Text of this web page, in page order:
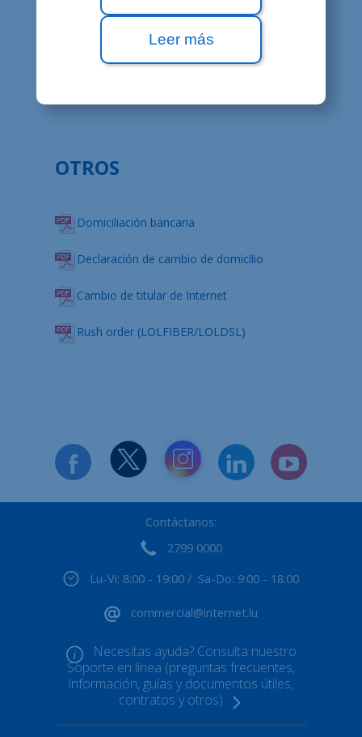
Leer más
Condiciones particulares LOLTV y LOLTV
Mobile (nueva versión desde el
Aviso legal
OTROS
Domiciliación bancaria
Declaración de cambio de domicilio
Cambio de titular de Internet
Rush order (LOLFIBER/LOLDSL)
Contáctanos:
2799 0000
Lu-Vi: 8:00 - 19:00 / Sa-Do: 9:00 - 18:00
commercial@internet.lu
Necesitas ayuda? Consulta nuestro
Soporte en línea (preguntas frecuentes,
información, guías y documentos útiles,
contratos y otros)